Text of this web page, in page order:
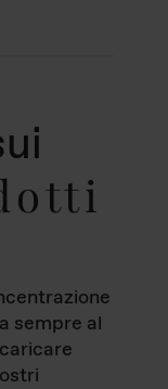
sempre al